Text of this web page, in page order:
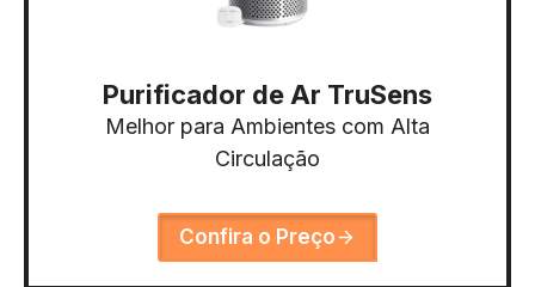
Purificador de Ar TruSens
Melhor para Ambientes com Alta
Circulação
Confira o Preço